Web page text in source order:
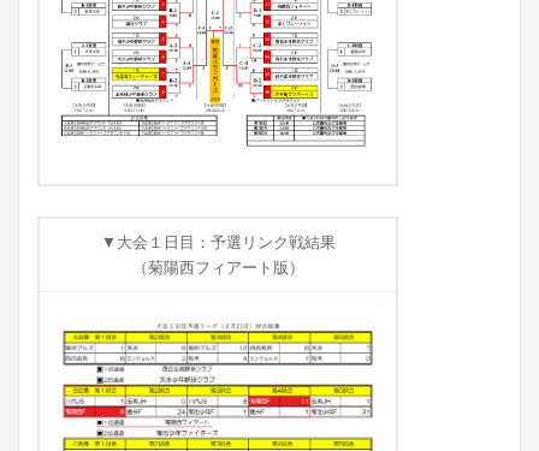
▼大会１日目：予選リンク戦結果
（菊陽西フィアート版）